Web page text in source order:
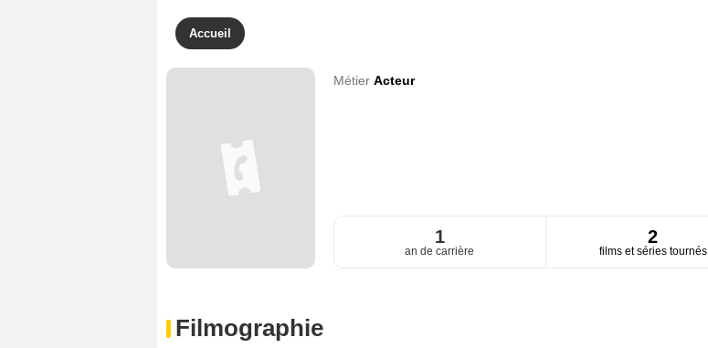
Accueil
Métier Acteur
1
an de carrière
2
films et séries tournés
Filmographie